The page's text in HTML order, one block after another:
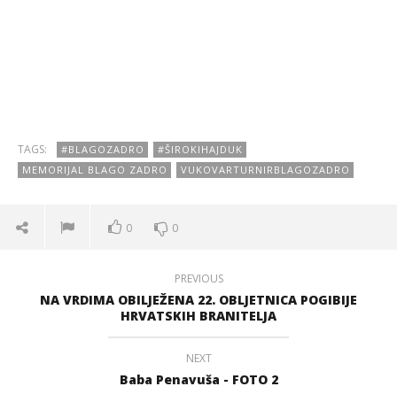
TAGS: #BLAGOZADRO
#ŠIROKIHAJDUK
MEMORIJAL BLAGO ZADRO
VUKOVARTURNIRBLAGOZADRO
0 0
PREVIOUS
NA VRDIMA OBILJEŽENA 22. OBLJETNICA POGIBIJE
HRVATSKIH BRANITELJA
NEXT
Baba Penavuša - FOTO 2